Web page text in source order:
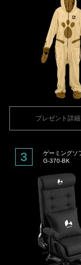
プレゼント詳
3
ゲーミングソ
G-370-BK